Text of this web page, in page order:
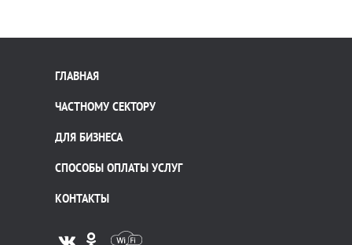
ГЛАВНАЯ
ЧАСТНОМУ СЕКТОРУ
ДЛЯ БИЗНЕСА
СПОСОБЫ ОПЛАТЫ УСЛУГ
КОНТАКТЫ